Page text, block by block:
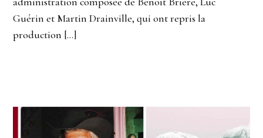
Guérin et Martin Drainville, qui ont repris la
production […]